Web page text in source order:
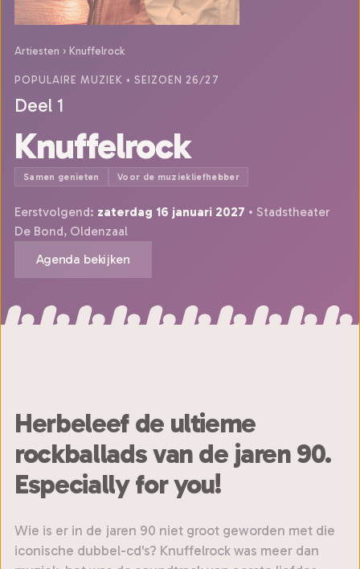
Artiesten › Knuffelrock
POPULAIRE MUZIEK • SEIZOEN 26/27
Deel 1
Knuffelrock
Samen genieten Voor de muziekliefhebber
Eerstvolgend: zaterdag 16 januari 2027 • Stadstheater
De Bond, Oldenzaal
Agenda bekijken
Herbeleef de ultieme
rockballads van de jaren 90.
Especially for you!
Wie is er in de jaren 90 niet groot geworden met die
iconische dubbel-cd's? Knuffelrock was meer dan